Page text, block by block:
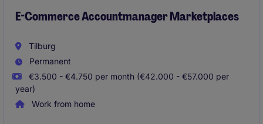
E-Commerce Accountmanager Marketplaces
Tilburg
Permanent
€3.500 - €4.750 per month (€42.000 - €57.000 per
year)
Work from home